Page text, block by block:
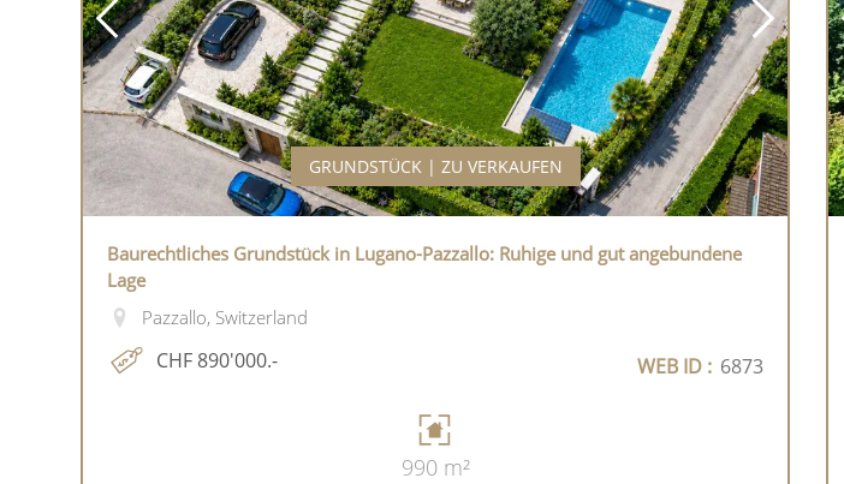
GRUNDSTÜCK | ZU VERKAUFEN
Baurechtliches Grundstück in Lugano-Pazzallo: Ruhige und gut angebundene
Lage
Pazzallo, Switzerland
CHF 890'000.- WEB ID : 6873
990 m²